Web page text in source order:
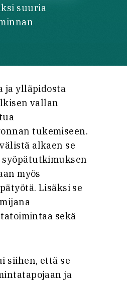
suuria
ja ylläpidosta
vallan
tukemiseen.
alkaen se
myös
Lisäksi se
sekä
siihen, että se
ja